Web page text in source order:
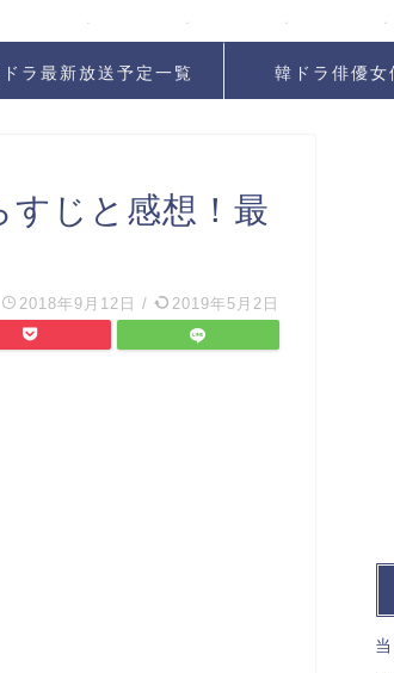
ラ最新放送予定一覧 韓ドラ俳優女
じと感想！最
2018年9月12日 / 2019年5月2日